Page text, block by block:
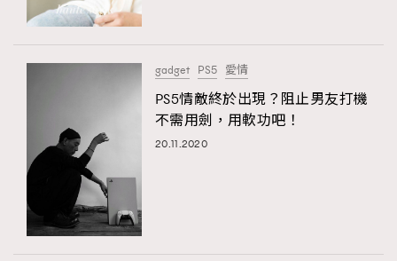
About us Collaboration Opportunity
Japan | Portugal | Spain
gadget PS5 愛情
PS5情敵終於出現？阻止男友打機
不需用劍，用軟功吧！
20.11.2020